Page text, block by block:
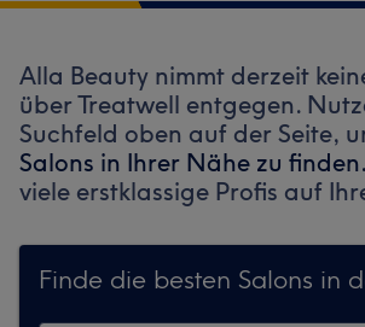
Alla Beauty nimmt derzeit
über Treatwell entgegen.
Suchfeld oben auf der Seite,
Salons in Ihrer Nähe zu finden.
viele erstklassige Profis auf
Finde die besten Salons in